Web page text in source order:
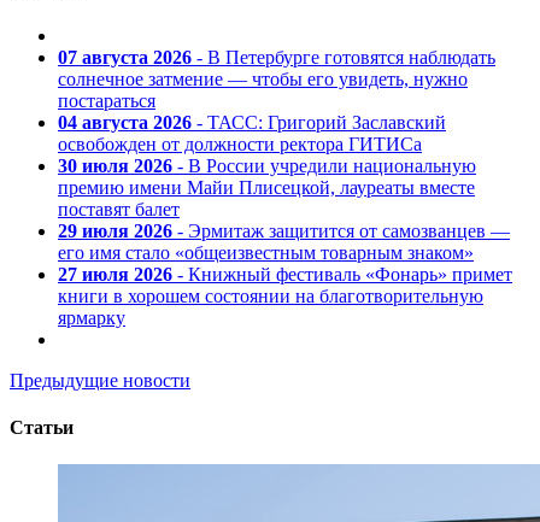
07 августа 2026 - В Петербурге готовятся наблюдать
солнечное затмение — чтобы его увидеть, нужно
постараться
04 августа 2026 - ТАСС: Григорий Заславский
освобожден от должности ректора ГИТИСа
30 июля 2026 - В России учредили национальную
премию имени Майи Плисецкой, лауреаты вместе
поставят балет
29 июля 2026 - Эрмитаж защитится от самозванцев —
его имя стало «общеизвестным товарным знаком»
27 июля 2026 - Книжный фестиваль «Фонарь» примет
книги в хорошем состоянии на благотворительную
ярмарку
Предыдущие новости
Статьи